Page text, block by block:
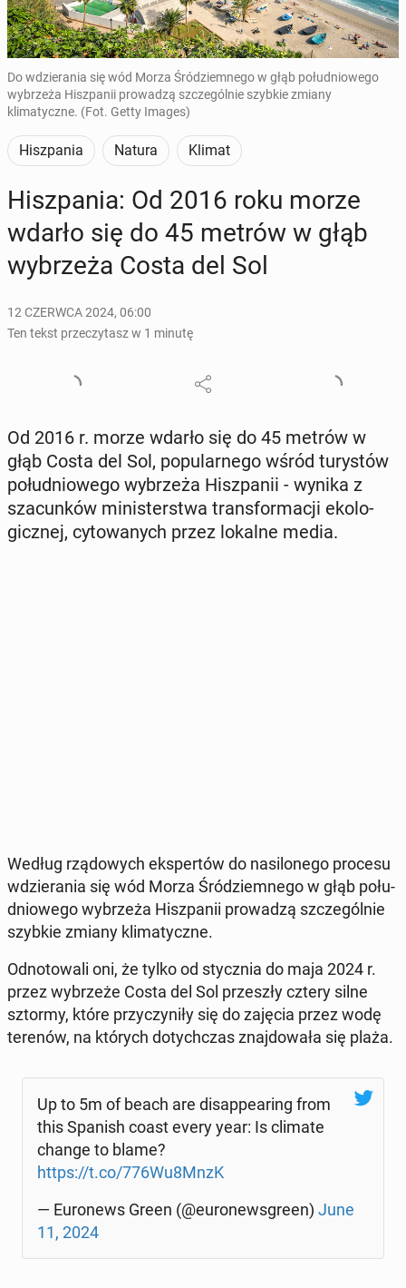
Do wdzierania się wód Morza Śródziemnego w głąb południowego
wybrzeża Hiszpanii prowadzą szczególnie szybkie zmiany
klimatyczne. (Fot. Getty Images)
Hiszpania Natura Klimat
Hisz­pa­nia: Od 2016 roku morze
wdarło się do 45 metrów w głąb
wy­brze­ża Costa del Sol
12 CZERWCA 2024, 06:00
Ten tekst przeczytasz w 1 minutę
Od 2016 r. morze wdarło się do 45 metrów w
głąb Costa del Sol, po­pu­lar­ne­go wśród tu­ry­stów
po­łu­dnio­we­go wy­brze­ża Hisz­pa­nii - wynika z
sza­cun­ków mi­ni­ster­stwa trans­for­ma­cji eko­lo­
gicz­nej, cy­to­wa­nych przez lokalne media.
Według rzą­do­wych eks­per­tów do na­si­lo­ne­go procesu
wdzie­ra­nia się wód Morza Śród­ziem­ne­go w głąb po­łu­
dnio­we­go wy­brze­ża Hisz­pa­nii pro­wa­dzą szcze­gól­nie
szybkie zmiany kli­ma­tycz­ne.
Od­no­to­wa­li oni, że tylko od stycz­nia do maja 2024 r.
przez wy­brze­że Costa del Sol prze­szły cztery silne
sztormy, które przy­czy­ni­ły się do zajęcia przez wodę
terenów, na których do­tych­czas znaj­do­wa­ła się plaża.
Up to 5m of beach are di­sap­pe­aring from
this Spanish coast every year: Is climate
change to blame?
https://t.co/776Wu8MnzK
— Eu­ro­news Green (@eu­ro­news­gre­en) June
11, 2024